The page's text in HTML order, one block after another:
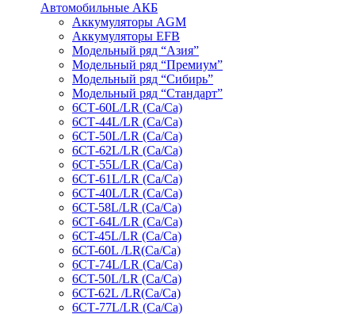
Автомобильные АКБ
Аккумуляторы AGM
Аккумуляторы EFB
Модельный ряд “Азия”
Модельный ряд “Премиум”
Модельный ряд “Сибирь”
Модельный ряд “Стандарт”
6СТ-60L/LR (Ca/Ca)
6СТ-44L/LR (Са/Са)
6СТ-50L/LR (Ca/Ca)
6СТ-62L/LR (Ca/Ca)
6СТ-55L/LR (Ca/Ca)
6СТ-61L/LR (Ca/Ca)
6СТ-40L/LR (Ca/Ca)
6CT-58L/LR (Ca/Ca)
6СТ-64L/LR (Ca/Ca)
6CT-45L/LR (Ca/Ca)
6CT-60L /LR(Ca/Ca)
6СТ-74L/LR (Са/Са)
6CT-50L/LR (Ca/Ca)
6CT-62L /LR(Ca/Ca)
6СТ-77L/LR (Ca/Ca)